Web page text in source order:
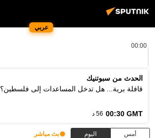
عربي
00:00
الحدث من سبوتنيك
قافلة برية... هل تدخل المساعدات إلى فلسطين؟
00:30 GMT 56 د
أمس اليوم بث مباشر